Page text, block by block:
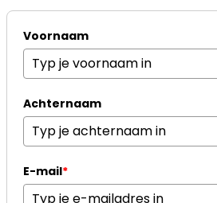
Voornaam
Achternaam
E-mail*